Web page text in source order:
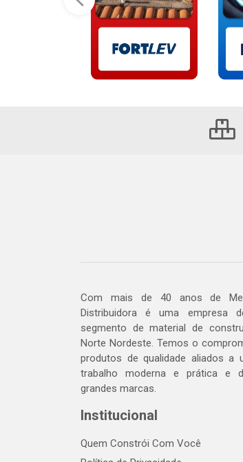
Com mais de 40 anos de
Distribuidora é uma empresa
segmento de material de
Norte Nordeste. Temos o
produtos de qualidade aliados a
trabalho moderna e prática e
grandes marcas.
Institucional
Quem Constrói Com Você